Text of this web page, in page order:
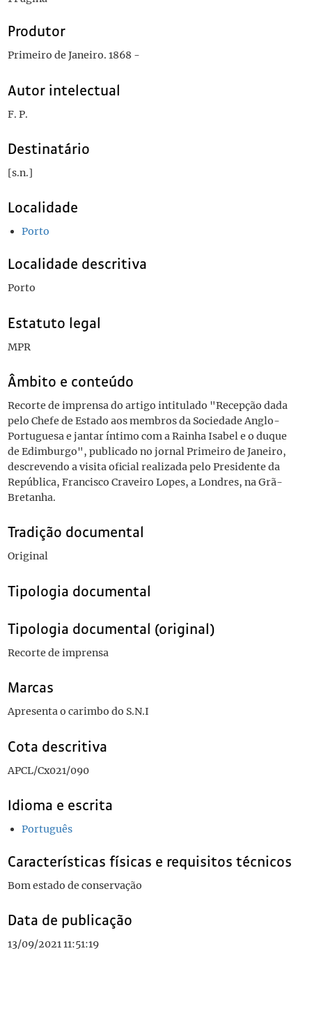
Produtor
Primeiro de Janeiro. 1868 -
Autor intelectual
F. P.
Destinatário
[s.n.]
Localidade
Porto
Localidade descritiva
Porto
Estatuto legal
MPR
Âmbito e conteúdo
Recorte de imprensa do artigo intitulado "Recepção dada
pelo Chefe de Estado aos membros da Sociedade Anglo-
Portuguesa e jantar íntimo com a Rainha Isabel e o duque
de Edimburgo", publicado no jornal Primeiro de Janeiro,
descrevendo a visita oficial realizada pelo Presidente da
República, Francisco Craveiro Lopes, a Londres, na Grã-
Bretanha.
Tradição documental
Original
Tipologia documental
Tipologia documental (original)
Recorte de imprensa
Marcas
Apresenta o carimbo do S.N.I
Cota descritiva
APCL/Cx021/090
Idioma e escrita
Português
Características físicas e requisitos técnicos
Bom estado de conservação
Data de publicação
13/09/2021 11:51:19